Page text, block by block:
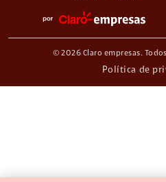
© 2026 Claro empresas.
Política de